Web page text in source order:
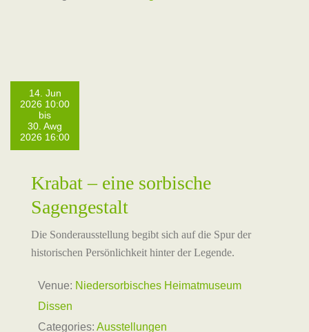
14. Jun
2026 10:00
bis
30. Awg
2026 16:00
Krabat – eine sorbische
Sagengestalt
Die Sonderausstellung begibt sich auf die Spur der
historischen Persönlichkeit hinter der Legende.
Venue: Niedersorbisches Heimatmuseum
Dissen
Categories: Ausstellungen